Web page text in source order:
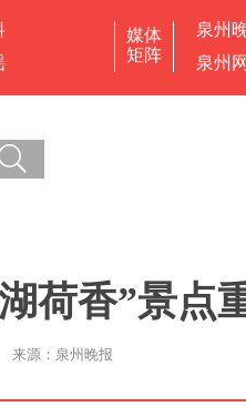
媒体
矩阵
泉州
泉州
荷香”景点
来源：泉州晚报